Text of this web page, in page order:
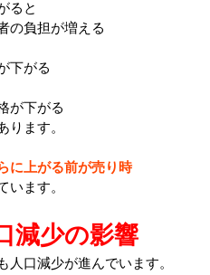
ると
の負担が増える
下がる
が下がる
ります。
に上がる前が売り時
います。
減少の影響
人口減少が進んでいます。